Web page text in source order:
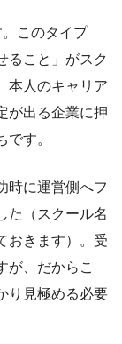
このタイプ
ること」がスク
本人のキャリア
が出る企業に押
す。
時に運営側へフ
た（スクール名
おきます）。受
が、だからこ
り見極める必要